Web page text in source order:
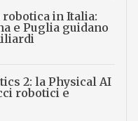
in Italia:
e Puglia guidano
2: la Physical AI
robotici e